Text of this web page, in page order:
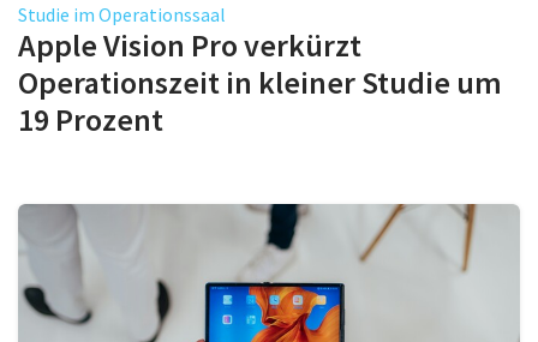
Studie im Operationssaal
Apple Vision Pro verkürzt
Operationszeit in kleiner Studie um
19 Prozent